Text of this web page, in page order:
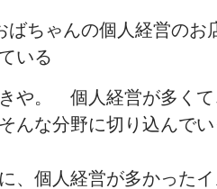
ばちゃんの個人経営のお
いる
や。 個人経営が多く
んな分野に切り込んで
、個人経営が多かった